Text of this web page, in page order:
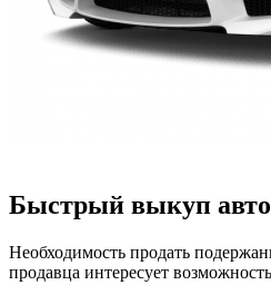
Быстрый выкуп авто
Необходимость продать
продавца интересует